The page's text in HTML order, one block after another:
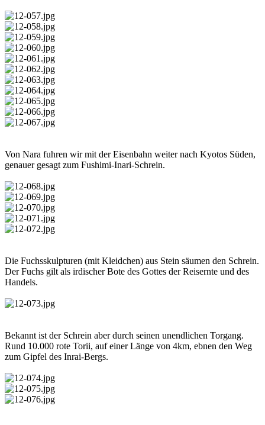
Von Nara fuhren wir mit der Eisenbahn weiter nach Kyotos Süden,
genauer gesagt zum Fushimi-Inari-Schrein.
Die Fuchsskulpturen (mit Kleidchen) aus Stein säumen den Schrein.
Der Fuchs gilt als irdischer Bote des Gottes der Reisernte und des
Handels.
Bekannt ist der Schrein aber durch seinen unendlichen Torgang.
Rund 10.000 rote Torii, auf einer Länge von 4km, ebnen den Weg
zum Gipfel des Inrai-Bergs.